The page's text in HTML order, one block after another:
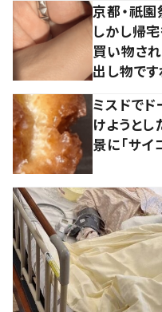
京都・祇
しかし帰
買い物され
出し物です
ミスドで
けようと
景に「サイ